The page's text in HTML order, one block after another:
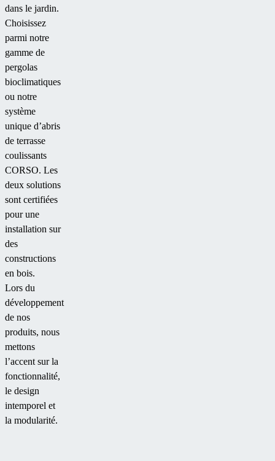
dans le jardin.
Choisissez
parmi notre
gamme de
pergolas
bioclimatiques
ou notre
système
unique d’abris
de terrasse
coulissants
CORSO. Les
deux solutions
sont certifiées
pour une
installation sur
des
constructions
en bois.
Lors du
développement
de nos
produits, nous
mettons
l’accent sur la
fonctionnalité,
le design
intemporel et
la modularité.